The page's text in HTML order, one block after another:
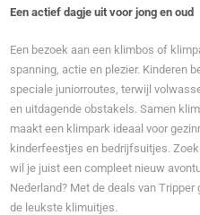
Een actief dagje uit voor jong en oud
Een bezoek aan een klimbos of
spanning, actie en plezier. Kinderen
speciale juniorroutes, terwijl
en uitdagende obstakels. Samen
maakt een klimpark ideaal voor
kinderfeestjes en bedrijfsuitjes.
wil je juist een compleet nieuw
Nederland? Met de deals van
de leukste klimuitjes.